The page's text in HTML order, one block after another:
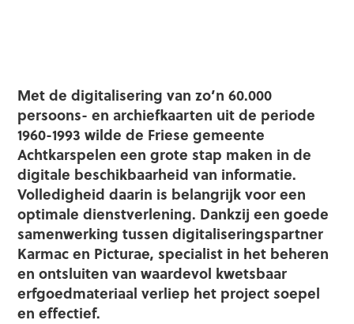
Met de digitalisering van zo’n 60.000
persoons- en archiefkaarten uit de periode
1960-1993 wilde de Friese gemeente
Achtkarspelen een grote stap maken in de
digitale beschikbaarheid van informatie.
Volledigheid daarin is belangrijk voor een
optimale dienstverlening. Dankzij een goede
samenwerking tussen digitaliseringspartner
Karmac en Picturae, specialist in het beheren
en ontsluiten van waardevol kwetsbaar
erfgoedmateriaal verliep het project soepel
en effectief.